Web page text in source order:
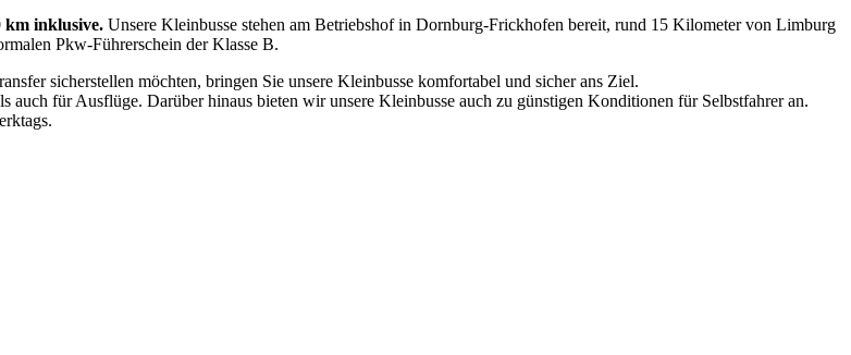
km inklusive. Unsere Kleinbusse stehen am Betriebshof in Dornburg-Frickhofen bereit, rund 15 Kilometer von Limburg
Pkw-Führerschein der Klasse B.
sicherstellen möchten, bringen Sie unsere Kleinbusse komfortabel und sicher ans Ziel.
für Ausflüge. Darüber hinaus bieten wir unsere Kleinbusse auch zu günstigen Konditionen für Selbstfahrer an.